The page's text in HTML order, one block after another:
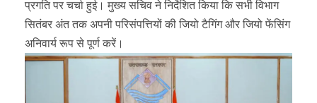
प्रगति पर चर्चा हुई। मुख्य सचिव ने निर्देशित किया कि सभी विभाग
सितंबर अंत तक अपनी परिसंपत्तियों की जियो टैगिंग और जियो फेंसिंग
अनिवार्य रूप से पूर्ण करें।